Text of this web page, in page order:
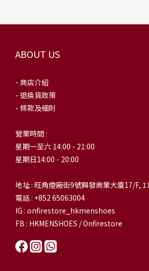
ABOUT US
- 商店介紹
- 退換貨政策
- 條款及細則
營業時間 :
星期一至六 14:00 - 21:00
星期日14:00 - 20:00
地址 : 旺角煙廠街9號興發商業大廈17/F,
電話 : +852 65063004
IG : onfirestore_hkmenshoes
FB : HKMENSHOES / Onfirestore